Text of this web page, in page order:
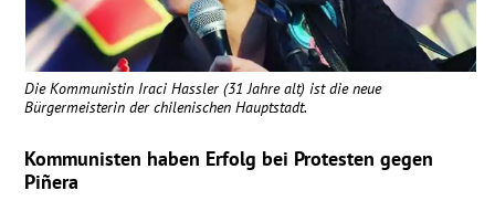
Die Kommunistin Iraci Hassler (31 Jahre alt) ist die neue
Bürgermeisterin der chilenischen Hauptstadt.
Kommunisten haben Erfolg bei Protesten gegen
Piñera